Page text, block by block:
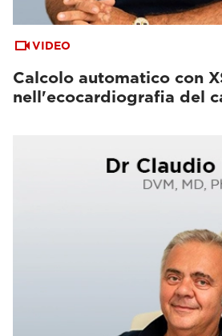
VIDEO
Calcolo automatico con
nell'ecocardiografia del